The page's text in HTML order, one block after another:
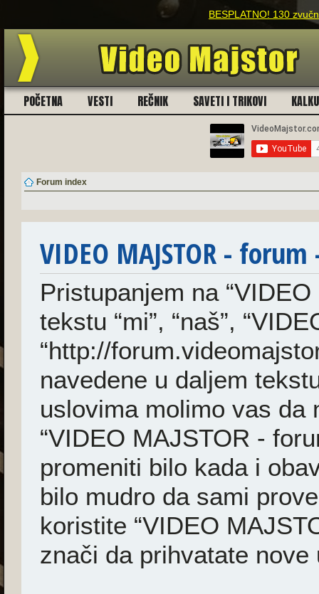
BESPLATNO! 130
POČETNA VESTI REČNIK SAVETI I TRIKOVI
Forum index
VIDEO MAJSTOR -
Pristupanjem na
tekstu “mi”, “naš”,
“http://
navedene u daljem
uslovima molimo vas da
“VIDEO MAJSTOR -
promeniti bilo kada i
bilo mudro da sami
koristite “VIDEO
znači da prihvatate nove